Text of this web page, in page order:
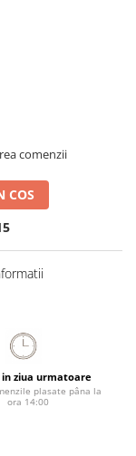
comenzii
COS
ziua urmatoare
plasate pâna la
ora 14:00